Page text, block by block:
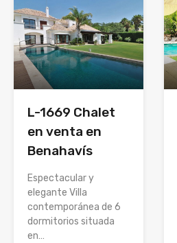
L-1669 Chalet
en venta en
Benahavís
Espectacular y
elegante Villa
contemporánea de 6
dormitorios situada
en…